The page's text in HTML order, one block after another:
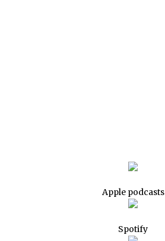
Apple podcasts
Spotify